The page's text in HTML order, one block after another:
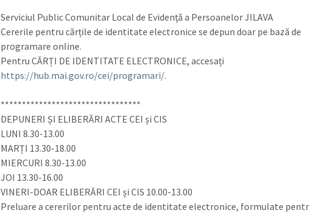
Serviciul Public Comunitar Local de Evidenţă a Persoanelor JILAVA
Cererile pentru cărțile de identitate electronice se depun doar pe bază de
programare online.
Pentru CĂRȚI DE IDENTITATE ELECTRONICE, accesați
https://hub.mai.gov.ro/cei/programari/.
*********************************
DEPUNERI ȘI ELIBERĂRI ACTE CEI și CIS
LUNI 8.30-13.00
MARȚI 13.30-18.00
MIERCURI 8.30-13.00
JOI 13.30-16.00
VINERI-DOAR ELIBERĂRI CEI și CIS 10.00-13.00
Preluare a cererilor pentru acte de identitate electronice, formulate